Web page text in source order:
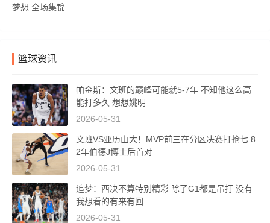
梦想 全场集锦
篮球资讯
帕金斯：文班的巅峰可能就5-7年 不知他这么高
能打多久 想想姚明
2026-05-31
文班VS亚历山大！MVP前三在分区决赛打抢七 8
2年伯德J博士后首对
2026-05-31
追梦：西决不算特别精彩 除了G1都是吊打 没有
我想看的有来有回
2026-05-31